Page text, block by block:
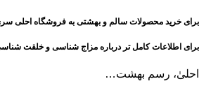
برای خرید محصولات سالم و بهشتی به فروشگاه احلی
برای اطلاعات کامل تر درباره مزاج شناسی و خلقت
احلیٰ، رسم بهشت…